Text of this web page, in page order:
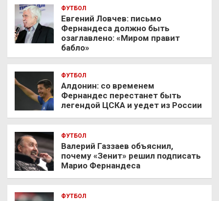
ФУТБОЛ
Евгений Ловчев: письмо
Фернандеса должно быть
озаглавлено: «Миром правит
бабло»
ФУТБОЛ
Алдонин: со временем
Фернандес перестанет быть
легендой ЦСКА и уедет из России
ФУТБОЛ
Валерий Газзаев объяснил,
почему «Зенит» решил подписать
Марио Фернандеса
ФУТБОЛ